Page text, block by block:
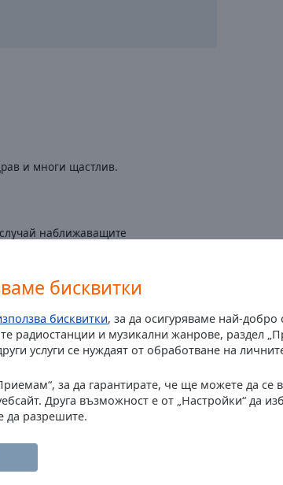
бисквитки
бисквитки, за да осигуряваме най-
радиостанции и музикални жанрове, раздел
услуги се нуждаят от обработване на
за да гарантирате, че ще можете да се
Друга възможност е от „Настройки“ да
да разрешите.
и многи щастлив.
наближаващите
който празнува в Атина
песен от софи маринова един
е жив и здрав и вече да му се
molq